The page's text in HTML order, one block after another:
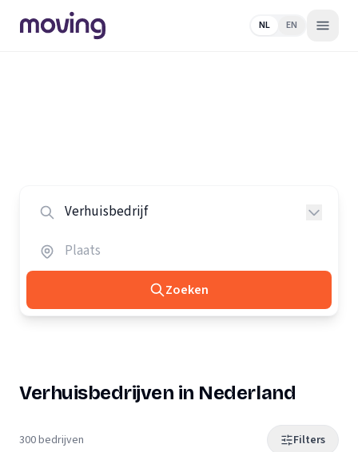
NL EN
Zoeken
Verhuisbedrijven in Nederland
300 bedrijven Filters